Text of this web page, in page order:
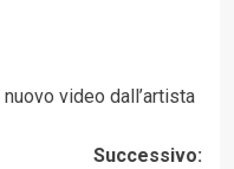
video dall’artista
Successivo: